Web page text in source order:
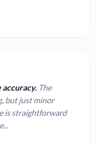
accuracy. The
but just minor
is straightforward